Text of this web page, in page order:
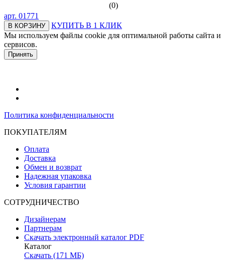
(0)
арт. 01771
В КОРЗИНУ
КУПИТЬ В 1 КЛИК
Мы используем файлы cookie для оптимальной работы сайта и
сервисов.
Принять
Политика конфиденциальности
ПОКУПАТЕЛЯМ
Оплата
Доставка
Обмен и возврат
Надежная упаковка
Условия гарантии
СОТРУДНИЧЕСТВО
Дизайнерам
Партнерам
Скачать электронный каталог PDF
Каталог
Скачать (171 МБ)